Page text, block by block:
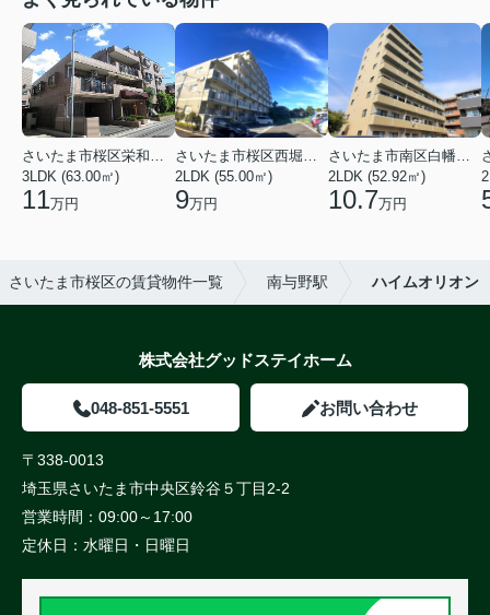
さいたま市桜区栄和２丁目
3LDK (63.00㎡)
11万円
さいたま市桜区西堀６丁目
2LDK (55.00㎡)
9万円
さいたま市南区白幡６丁目
2LDK (52.92㎡)
10.7万円
さいたま市桜区の賃貸物件一覧 南与野駅 ハイムオリオン
株式会社グッドステイホーム
048-851-5551 お問い合わせ
〒338-0013
埼玉県さいたま市中央区鈴谷５丁目2-2
営業時間： 09:00～17:00
定休日： 水曜日・日曜日